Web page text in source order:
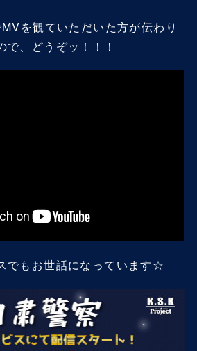
を観ていただいた方が伝わり
、どうぞッ！！！
でもお世話になっています☆